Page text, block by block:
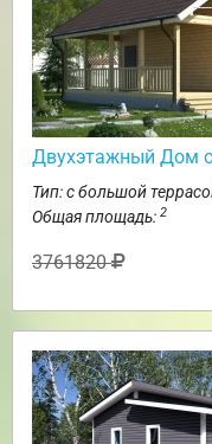
Двухэтажный Дом с
Тип: с большой
Общая площадь: 2
3761820